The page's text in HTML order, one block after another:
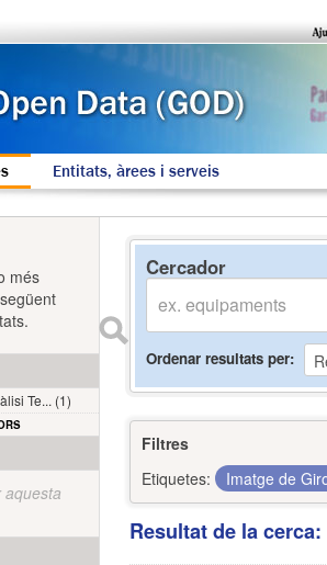
Entitats, àrees i serveis
Cercador
Ordenar resultats per
Filtres
Etiquetes:
Imatge de
Resultat de la
més
Te... (1)
aquesta